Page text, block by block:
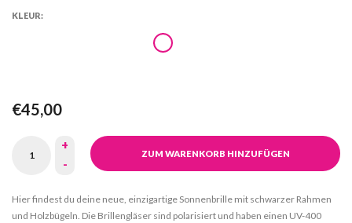
KLEUR:
€45,00
+
-
ZUM WARENKORB HINZUFÜGEN
Hier findest du deine neue, einzigartige Sonnenbrille mit schwarzer Rahmen
und Holzbügeln. Die Brillengläser sind polarisiert und haben einen UV-400